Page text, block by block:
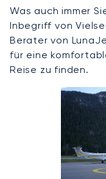
Was auch immer
Inbegriff von
Berater von
für eine
Reise zu finden.